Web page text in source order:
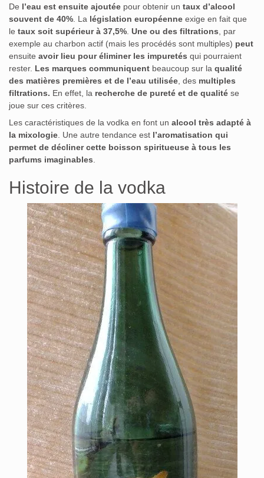
De l’eau est ensuite ajoutée pour obtenir un taux d’alcool
souvent de 40% . La législation européenne exige en fait que
le taux soit supérieur à 37,5% Une ou des filtrations , par
exemple au charbon actif (mais les procédés sont multiples) peut
ensuite avoir lieu pour éliminer les impuretés qui pourraient
rester. Les marques communiquent beaucoup sur la qualité
des matières premières et de l’eau utilisée , des multiples
filtrations. En effet, la recherche de pureté et de qualité se
joue sur ces critères.
Les caractéristiques de la vodka en font un alcool très adapté à
la mixologie . Une autre tendance est l’aromatisation qui
permet de décliner cette boisson spiritueuse à tous les
parfums imaginables
Histoire de la vodka